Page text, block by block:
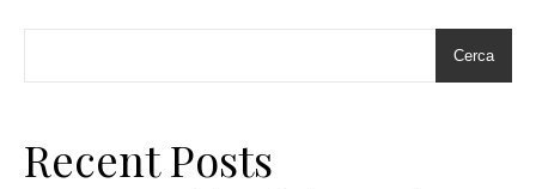
Cerca
Recent Posts